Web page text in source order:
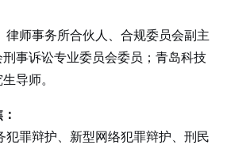
律师事务所合伙人、合规委员会副主
事诉讼专业委员会委员；青岛科技
导师。
犯罪辩护、新型网络犯罪辩护、刑民